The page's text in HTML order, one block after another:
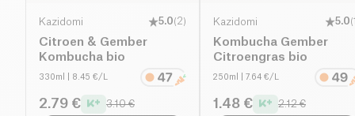
Kazidomi 5.0(2)
Citroen & Gember
Kombucha bio
330ml | 8.45 €/L
2.79 € 3.10 €
Kazidomi 5.0(1
Kombucha Gember
Citroengras bio
250ml | 7.64 €/L
1.48 € 2.12 €